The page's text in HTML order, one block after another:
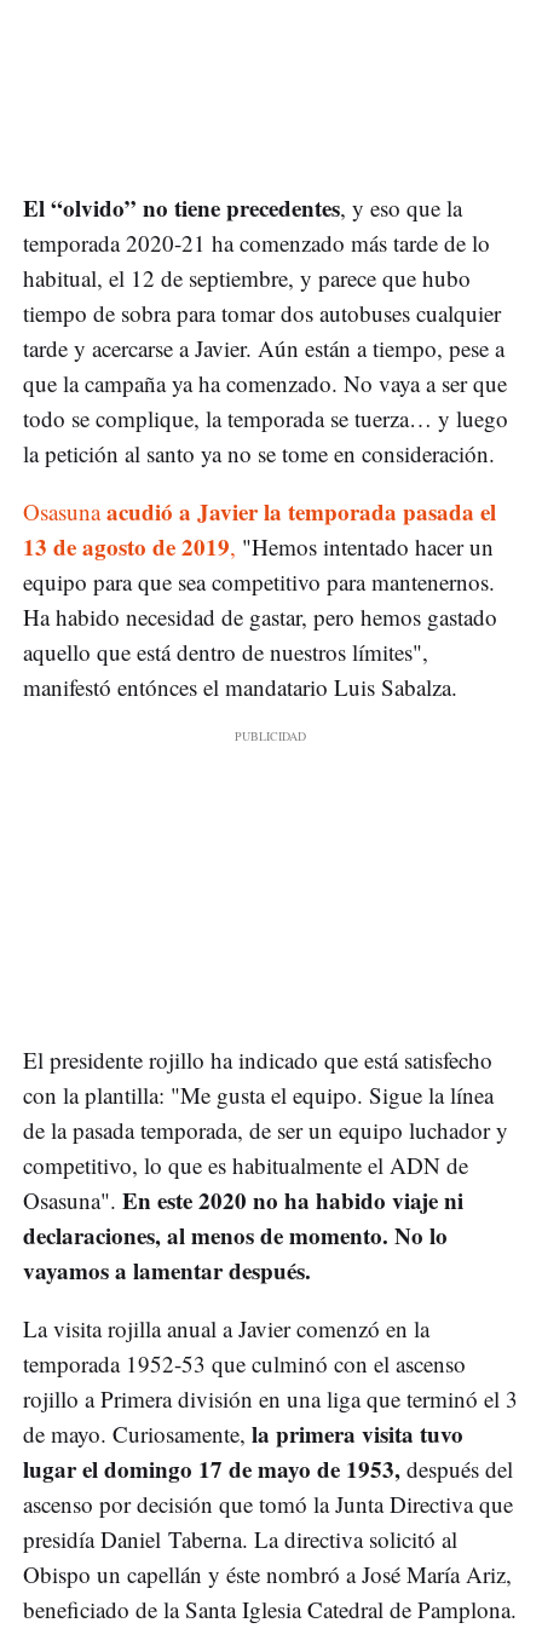
El “olvido” no tiene precedentes, y eso que la
temporada 2020-21 ha comenzado más tarde de lo
habitual, el 12 de septiembre, y parece que hubo
tiempo de sobra para tomar dos autobuses cualquier
tarde y acercarse a Javier. Aún están a tiempo, pese a
que la campaña ya ha comenzado. No vaya a ser que
todo se complique, la temporada se tuerza… y luego
la petición al santo ya no se tome en consideración.
Osasunaacudió a Javier la temporada pasada el
13 de agosto de 2019, "Hemos intentado hacer un
equipo para que sea competitivo para mantenernos.
Ha habido necesidad de gastar, pero hemos gastado
aquello que está dentro de nuestros límites",
manifestó entónces el mandatario Luis Sabalza.
El presidente rojillo ha indicado que está satisfecho
con la plantilla: "Me gusta el equipo. Sigue la línea
de la pasada temporada, de ser un equipo luchador y
competitivo, lo que es habitualmente el ADN de
Osasuna". En este 2020 no ha habido viaje ni
declaraciones, al menos de momento. No lo
vayamos a lamentar después.
La visita rojilla anual a Javier comenzó en la
temporada 1952-53 que culminó con el ascenso
rojillo a Primera división en una liga que terminó el 3
de mayo. Curiosamente, la primera visita tuvo
lugar el domingo 17 de mayo de 1953, después del
ascenso por decisión que tomó la Junta Directiva que
presidía Daniel Taberna. La directiva solicitó al
Obispo un capellán y éste nombró a José María Ariz,
beneficiado de la Santa Iglesia Catedral de Pamplona.